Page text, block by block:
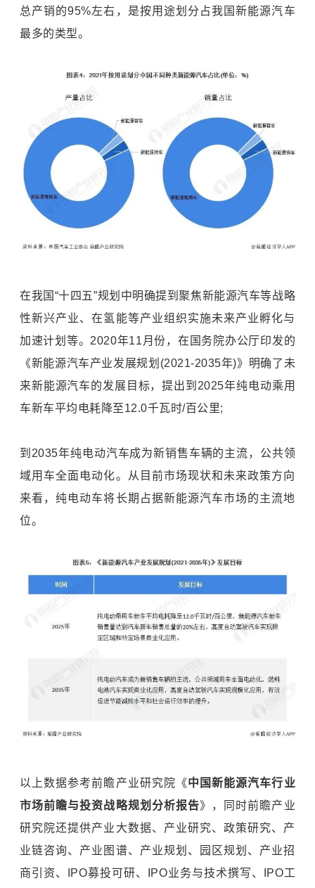
总产销的95%左右，是按用途划分占我国新能源汽车
最多的类型。
在我国“十四五”规划中明确提到聚焦新能源汽车等战略
性新兴产业、在氢能等产业组织实施未来产业孵化与
加速计划等。2020年11月份，在国务院办公厅印发的
《新能源汽车产业发展规划(2021-2035年)》明确了未
来新能源汽车的发展目标，提出到2025年纯电动乘用
车新车平均电耗降至12.0千瓦时/百公里;
到2035年纯电动汽车成为新销售车辆的主流，公共领
域用车全面电动化。从目前市场现状和未来政策方向
来看，纯电动车将长期占据新能源汽车市场的主流地
位。
以上数据参考前瞻产业研究院《中国新能源汽车行业
市场前瞻与投资战略规划分析报告》，同时前瞻产业
研究院还提供产业大数据、产业研究、政策研究、产
业链咨询、产业图谱、产业规划、园区规划、产业招
商引资、IPO募投可研、IPO业务与技术撰写、IPO工